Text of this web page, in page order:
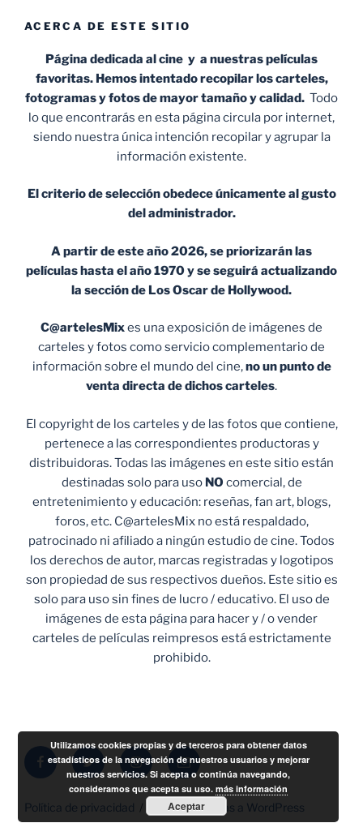
ACERCA DE ESTE SITIO
Página dedicada al cine y a nuestras películas
favoritas. Hemos intentado recopilar los carteles,
fotogramas y fotos de mayor tamaño y calidad. Todo
lo que encontrarás en esta página circula por internet,
siendo nuestra única intención recopilar y agrupar la
información existente.
El criterio de selección obedece únicamente al gusto
del administrador.
A partir de este año 2026, se priorizarán las
películas hasta el año 1970 y se seguirá actualizando
la sección de Los Oscar de Hollywood.
C@artelesMixes una exposición de imágenes de
carteles y fotos como servicio complementario de
información sobre el mundo del cine,no un punto de
venta directa de dichos carteles.
El copyright de los carteles y de las fotos que contiene,
pertenece a las correspondientes productoras y
distribuidoras. Todas las imágenes en este sitio están
destinadas solo para uso NO comercial, de
entretenimiento y educación: reseñas, fan art, blogs,
foros, etc. C@artelesMix no está respaldado,
patrocinado ni afiliado a ningún estudio de cine. Todos
los derechos de autor, marcas registradas y logotipos
son propiedad de sus respectivos dueños. Este sitio es
solo para uso sin fines de lucro / educativo. El uso de
imágenes de esta página para hacer y / o vender
carteles de películas reimpresos está estrictamente
prohibido.
FacebookTwitter InstagramCorreo
electrónico
Política de privacidad Funciona gracias a WordPress
Utilizamos cookies propias y de terceros para obtener datos
estadísticos de la navegación de nuestros usuarios y mejorar
nuestros servicios. Si acepta o continúa navegando,
consideramos que acepta su uso.más información
Aceptar